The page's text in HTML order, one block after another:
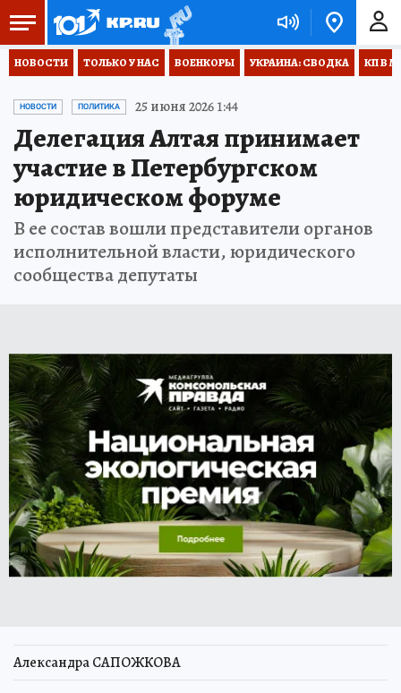
НОВОСТИ ТОЛЬКО У НАС ВОЕНКОРЫ УКРАИНА: СВОДКА КП В
НОВОСТИ ПОЛИТИКА 25 июня 2026 1:44
Делегация Алтая принимает
участие в Петербургском
юридическом форуме
В ее состав вошли представители органов
исполнительной власти, юридического
сообщества депутаты
Александра САПОЖКОВА